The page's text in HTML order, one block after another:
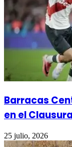
Barracas
en el Clausura
25 julio, 2026